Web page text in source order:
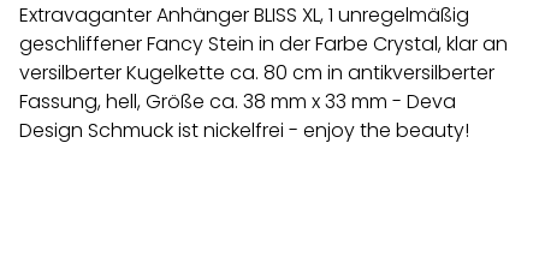
Extravaganter Anhänger BLISS XL, 1 unregelmäßig
geschliffener Fancy Stein in der Farbe Crystal, klar an
versilberter Kugelkette ca. 80 cm in antikversilberter
Fassung, hell, Größe ca. 38 mm x 33 mm - Deva
Design Schmuck ist nickelfrei - enjoy the beauty!